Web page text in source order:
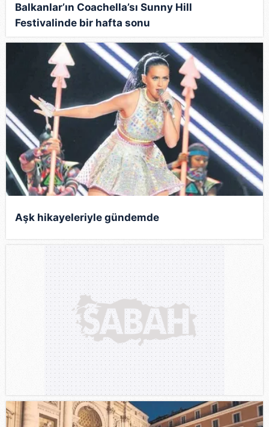
Balkanlar’ın Coachella’sı Sunny Hill
Festivalinde bir hafta sonu
Aşk hikayeleriyle gündemde